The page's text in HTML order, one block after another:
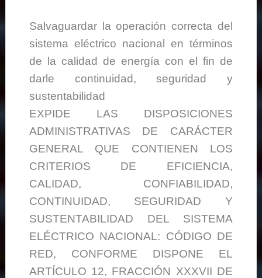
Salvaguardar la operación correcta del
sistema eléctrico nacional en términos
de la calidad de energía con el fin de
darle continuidad, seguridad y
sustentabilidad
EXPIDE LAS DISPOSICIONES
ADMINISTRATIVAS DE CARÁCTER
GENERAL QUE CONTIENEN LOS
CRITERIOS DE EFICIENCIA,
CALIDAD, CONFIABILIDAD,
CONTINUIDAD, SEGURIDAD Y
SUSTENTABILIDAD DEL SISTEMA
ELÉCTRICO NACIONAL: CÓDIGO DE
RED, CONFORME DISPONE EL
ARTÍCULO 12, FRACCIÓN XXXVII DE